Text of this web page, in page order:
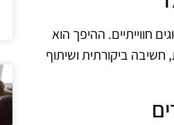
חווייתיים. ההיפך הוא
חשיבה ביקורתית ושיתוף